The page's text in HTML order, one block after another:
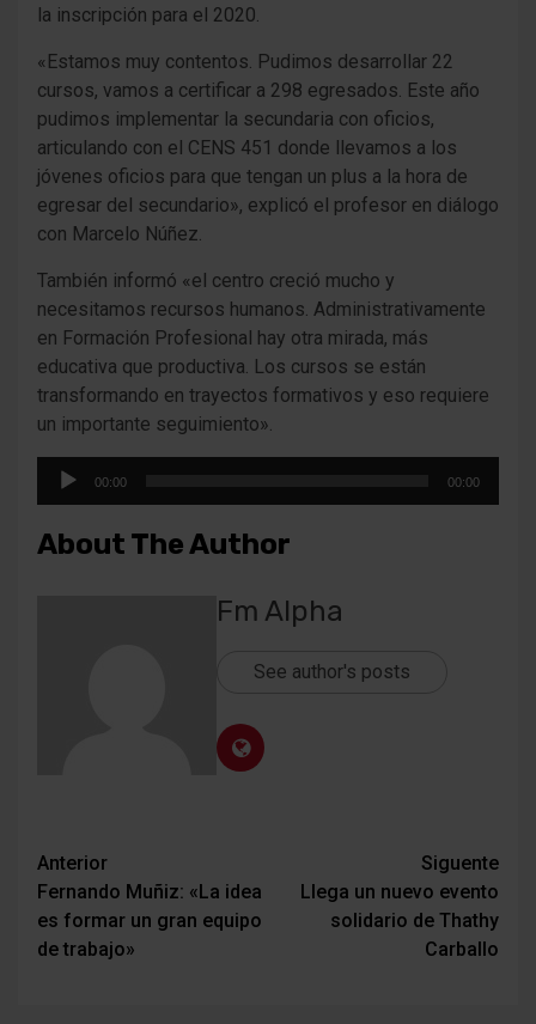
la inscripción para el 2020.
«Estamos muy contentos. Pudimos desarrollar 22
cursos, vamos a certificar a 298 egresados. Este año
pudimos implementar la secundaria con oficios,
articulando con el CENS 451 donde llevamos a los
jóvenes oficios para que tengan un plus a la hora de
egresar del secundario», explicó el profesor en diálogo
con Marcelo Núñez.
También informó «el centro creció mucho y
necesitamos recursos humanos. Administrativamente
en Formación Profesional hay otra mirada, más
educativa que productiva. Los cursos se están
transformando en trayectos formativos y eso requiere
un importante seguimiento».
Reproductor
00:00 00:00
About The Author
Fm Alpha
See author's posts
Navegación
de
entradas
Anterior
Fernando Muñiz: «La idea
es formar un gran equipo
de trabajo»
Siguente
Llega un nuevo evento
solidario de Thathy
Carballo